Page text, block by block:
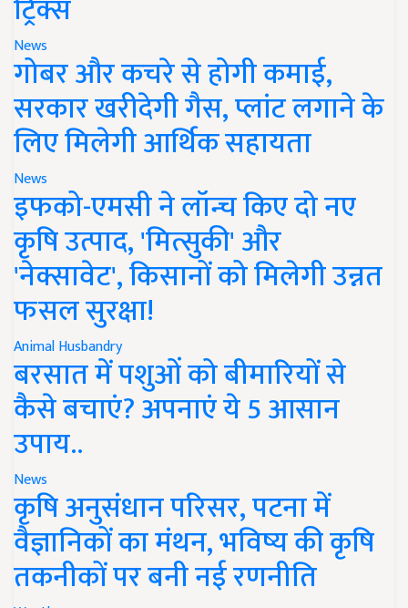
ट्रिक्स
News
गोबर और कचरे से होगी कमाई,
सरकार खरीदेगी गैस, प्लांट लगाने के
लिए मिलेगी आर्थिक सहायता
News
इफको-एमसी ने लॉन्च किए दो नए
कृषि उत्पाद, 'मित्सुकी' और
'नेक्सावेट', किसानों को मिलेगी उन्नत
फसल सुरक्षा!
Animal Husbandry
बरसात में पशुओं को बीमारियों से
कैसे बचाएं? अपनाएं ये 5 आसान
उपाय..
News
कृषि अनुसंधान परिसर, पटना में
वैज्ञानिकों का मंथन, भविष्य की कृषि
तकनीकों पर बनी नई रणनीति